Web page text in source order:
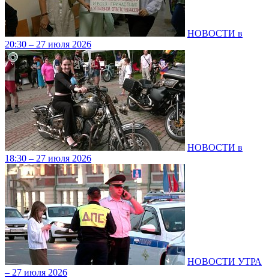
НОВОСТИ в
20:30 – 27 июля 2026
НОВОСТИ в
18:30 – 27 июля 2026
НОВОСТИ УТРА
– 27 июля 2026